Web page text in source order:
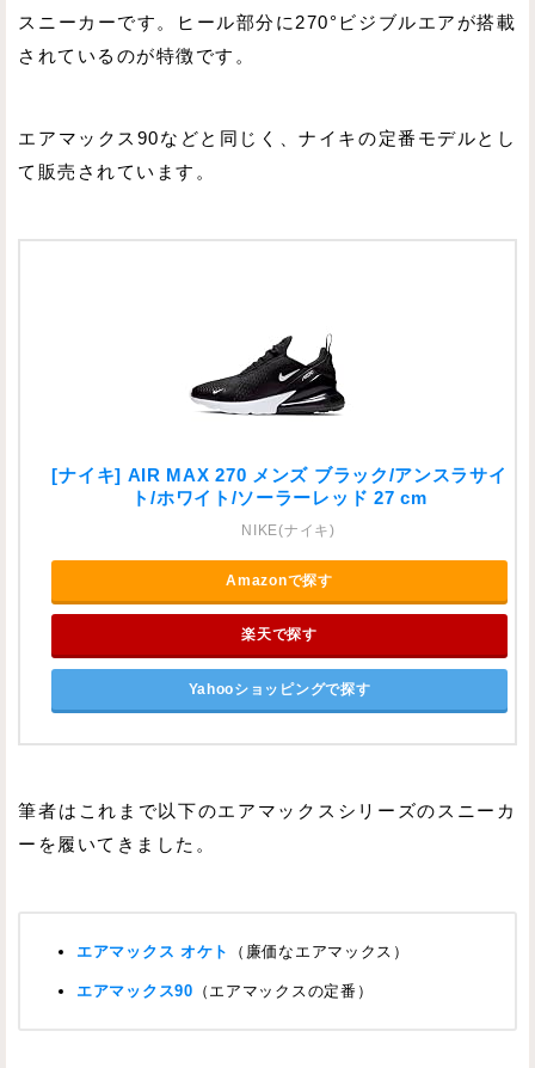
スニーカーです。ヒール部分に270°ビジブルエアが搭載
されているのが特徴です。
エアマックス90などと同じく、ナイキの定番モデルとし
て販売されています。
[ナイキ] AIR MAX 270 メンズ ブラック/アンスラサイ
ト/ホワイト/ソーラーレッド 27 cm
NIKE(ナイキ)
Amazonで探す
楽天で探す
Yahooショッピングで探す
筆者はこれまで以下のエアマックスシリーズのスニーカ
ーを履いてきました。
エアマックス オケト （廉価なエアマックス）
エアマックス90 （エアマックスの定番）